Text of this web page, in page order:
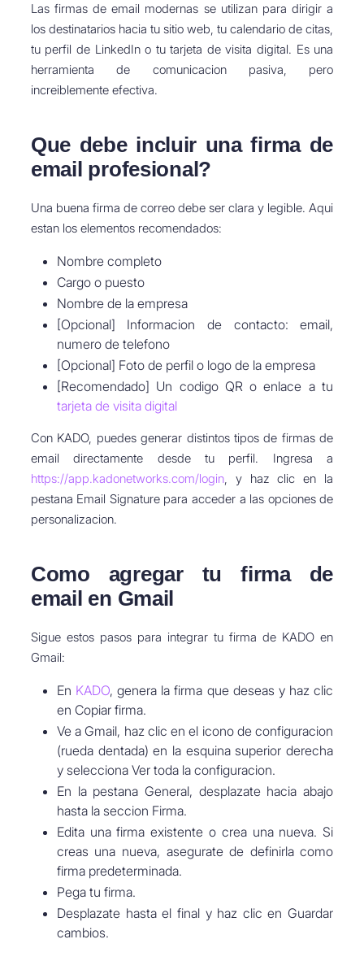
Las firmas de email modernas se utilizan para dirigir a
los destinatarios hacia tu sitio web, tu calendario de citas,
tu perfil de LinkedIn o tu tarjeta de visita digital. Es una
herramienta de comunicacion pasiva, pero
increiblemente efectiva.
Que debe incluir una firma de
email profesional?
Una buena firma de correo debe ser clara y legible. Aqui
estan los elementos recomendados:
Nombre completo
Cargo o puesto
Nombre de la empresa
[Opcional] Informacion de contacto: email,
numero de telefono
[Opcional] Foto de perfil o logo de la empresa
[Recomendado] Un codigo QR o enlace a tu
tarjeta de visita digital
Con KADO, puedes generar distintos tipos de firmas de
email directamente desde tu perfil. Ingresa a
https://app.kadonetworks.com/login, y haz clic en la
pestana Email Signature para acceder a las opciones de
personalizacion.
Como agregar tu firma de
email en Gmail
Sigue estos pasos para integrar tu firma de KADO en
Gmail:
En KADO, genera la firma que deseas y haz clic
en Copiar firma.
Ve a Gmail, haz clic en el icono de configuracion
(rueda dentada) en la esquina superior derecha
y selecciona Ver toda la configuracion.
En la pestana General, desplazate hacia abajo
hasta la seccion Firma.
Edita una firma existente o crea una nueva. Si
creas una nueva, asegurate de definirla como
firma predeterminada.
Pega tu firma.
Desplazate hasta el final y haz clic en Guardar
cambios.